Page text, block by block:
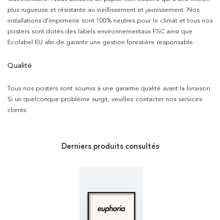
plus rugueuse et résistante au vieillissement et jaunissement. Nos
installations d’imprimerie sont 100% neutres pour le climat et tous nos
posters sont dotés des labels environnementaux FSC ainsi que
Ecolabel EU afin de garantir une gestion forestière responsable.
Qualité
Tous nos posters sont soumis à une garantie qualité avant la livraison.
Si un quelconque problème surgit, veuillez contacter nos services
clients.
Derniers produits consultés